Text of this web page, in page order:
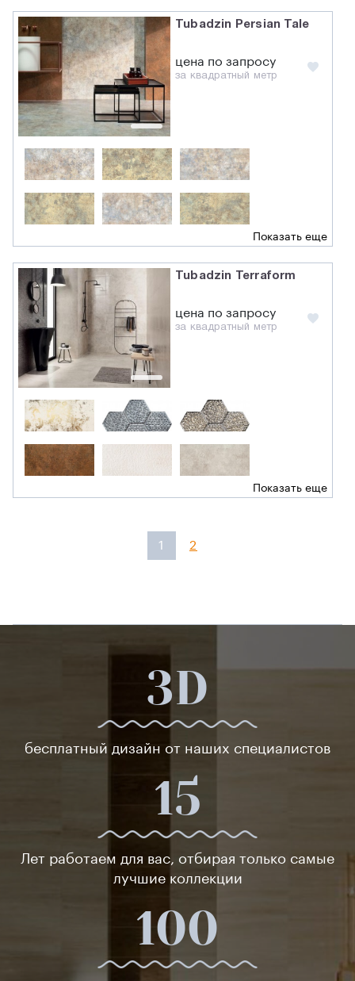
Tubadzin Persian Tale
цена по запросу
за квадратный метр
Показать еще
Tubadzin Terraform
цена по запросу
за квадратный метр
Показать еще
1 2
3D
бесплатный дизайн от наших специалистов
15
Лет работаем для вас, отбирая только самые
лучшие коллекции
100